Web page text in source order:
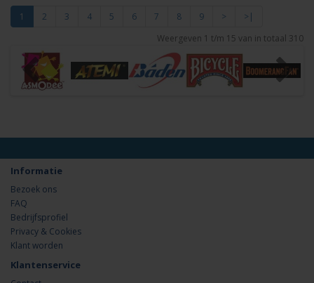
1 2 3 4 5 6 7 8 9 >
>|
Weergeven 1 t/m 15 van in totaal 310
Informatie
Bezoek ons
FAQ
Bedrijfsprofiel
Privacy & Cookies
Klant worden
Klantenservice